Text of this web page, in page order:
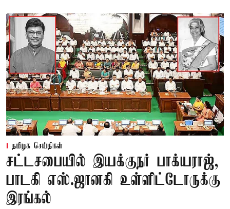
தமிழக செய்திகள்
சட்டசபையில் இயக்குநர் பாக்யராஜ்,
பாடகி எஸ்.ஜானகி உள்ளிட்டோருக்கு
இரங்கல்